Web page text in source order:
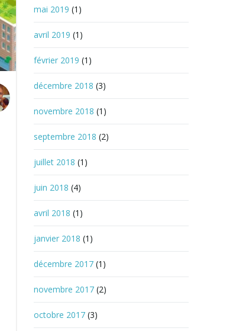
mai 2019 (1)
avril 2019 (1)
février 2019 (1)
décembre 2018 (3)
novembre 2018 (1)
septembre 2018 (2)
juillet 2018 (1)
juin 2018 (4)
avril 2018 (1)
janvier 2018 (1)
décembre 2017(1)
novembre 2017(2)
octobre 2017(3)